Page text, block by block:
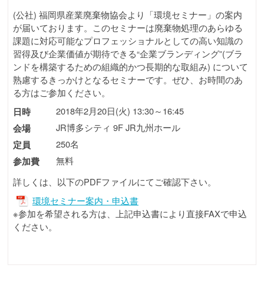
(公社) 福岡県産業廃棄物協会より「環境セミナー」の案内
が届いております。このセミナーは廃棄物処理のあらゆる
課題に対応可能なプロフェッショナルとしての高い知識の
習得及び企業価値が期待できる“企業ブランディング”(ブラ
ンドを構築するための組織的かつ長期的な取組み) について
熟慮するきっかけとなるセミナーです。ぜひ、お時間のあ
る方はご参加ください。
日時 2018年2月20日(火) 13:30～16:45
会場 JR博多シティ 9F JR九州ホール
定員 250名
参加費
無料
詳しくは、以下のPDFファイルにてご確認下さい。
環境セミナー案内・申込書
※参加を希望される方は、上記申込書により直接FAXで申込
ください。